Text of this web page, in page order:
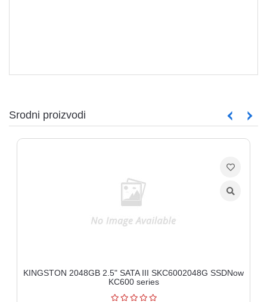
Srodni proizvodi
SATA III SKC6002048G SSDNow
SAMSUNG 2TB 2.5" SATA